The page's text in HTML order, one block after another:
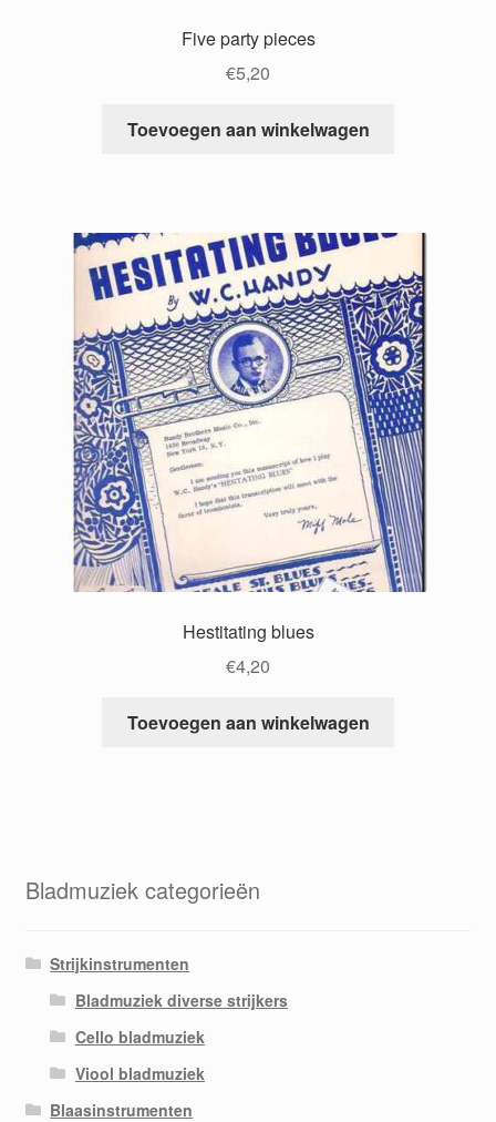
Five party pieces
€5,20
Toevoegen aan winkelwagen
Hestitating blues
€4,20
Toevoegen aan winkelwagen
Bladmuziek categorieën
Strijkinstrumenten
Bladmuziek diverse strijkers
Cello bladmuziek
Viool bladmuziek
Blaasinstrumenten